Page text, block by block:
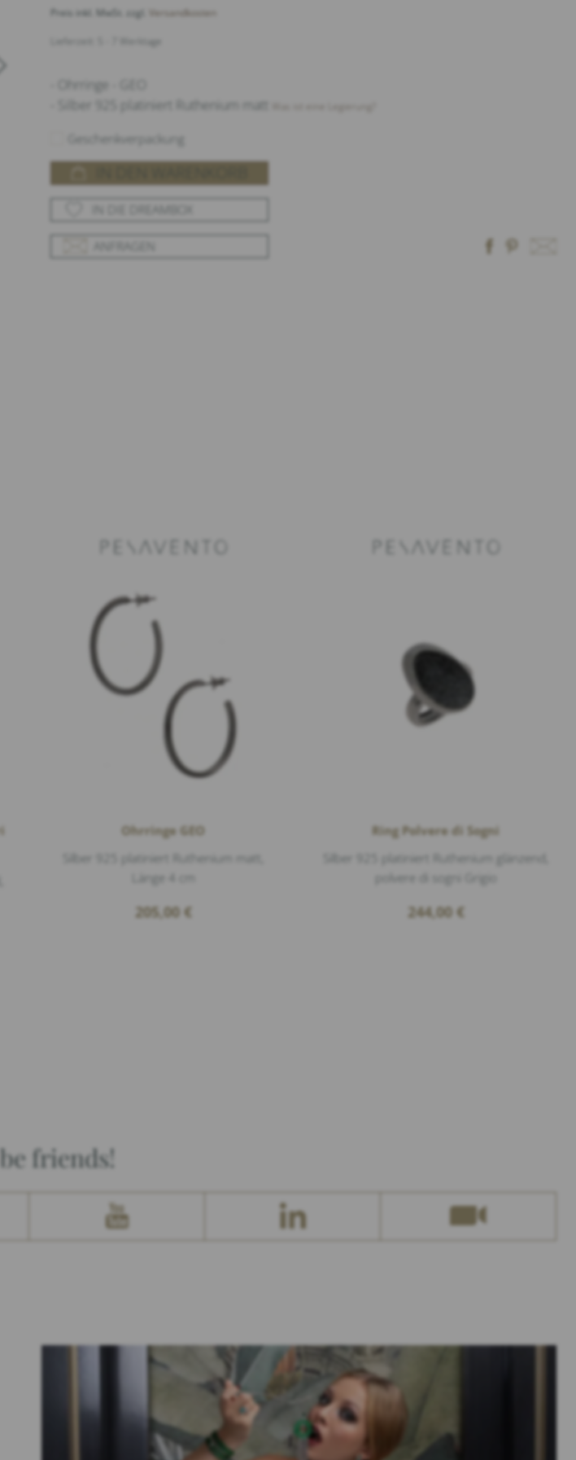
Preis inkl. MwSt. zzgl. Versandkosten
Lieferzeit: 5 - 7 Werktage
- Ohrringe - GEO
- Silber 925 platiniert Ruthenium matt
Geschenkverpackung
Ohrringe GEO
Silber 925 platiniert Ruthenium matt,
Länge 4 cm
205,00 €
Ring Polvere di Sogni
Silber 925 platiniert Ruthenium glänzend,
polvere di sogni Grigio
244,00 €
friends!